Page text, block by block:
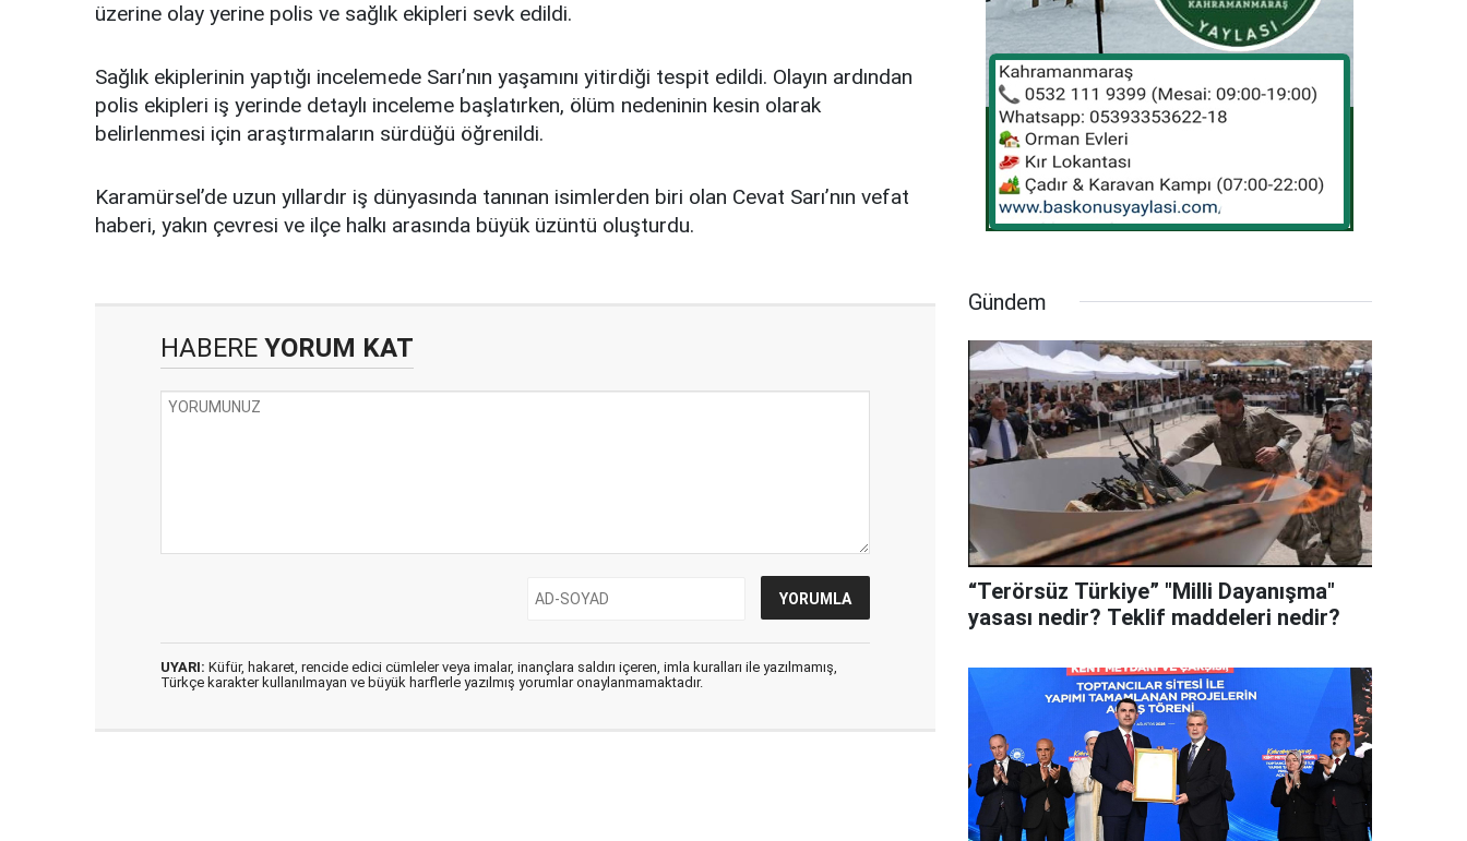
üzerine olay yerine polis ve sağlık ekipleri sevk edildi.
Sağlık ekiplerinin yaptığı incelemede Sarı’nın yaşamını yitirdiği tespit edildi. Olayın ardından
polis ekipleri iş yerinde detaylı inceleme başlatırken, ölüm nedeninin kesin olarak
belirlenmesi için araştırmaların sürdüğü öğrenildi.
Karamürsel’de uzun yıllardır iş dünyasında tanınan isimlerden biri olan Cevat Sarı’nın vefat
haberi, yakın çevresi ve ilçe halkı arasında büyük üzüntü oluşturdu.
HABERE YORUM KAT
UYARI: Küfür, hakaret, rencide edici cümleler veya imalar, inançlara saldırı içeren, imla kuralları ile yazılmamış,
Türkçe karakter kullanılmayan ve büyük harflerle yazılmış yorumlar onaylanmamaktadır.
Gündem
“Terörsüz Türkiye” "Milli Dayanışma"
yasası nedir? Teklif maddeleri nedir?